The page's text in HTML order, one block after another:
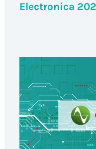
Electronica